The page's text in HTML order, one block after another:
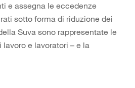
e assegna le eccedenze
sotto forma di riduzione dei
Suva sono rappresentate le
e lavoratori – e la